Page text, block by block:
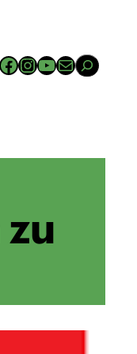
Facebook
Instagram
YouTube
Mail
Suchen